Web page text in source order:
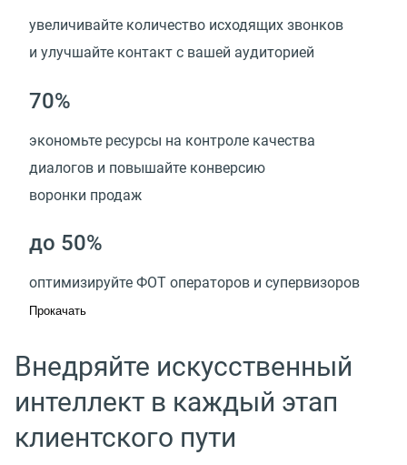
увеличивайте количество исходящих звонков
и улучшайте контакт с вашей аудиторией
70%
экономьте ресурсы на контроле качества
диалогов и повышайте конверсию
воронки продаж
до 50%
оптимизируйте ФОТ операторов и супервизоров
Прокачать
Внедряйте искусственный
интеллект в каждый этап
клиентского пути